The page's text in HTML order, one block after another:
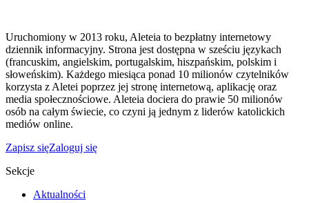
Uruchomiony w 2013 roku, Aleteia to bezpłatny internetowy
dziennik informacyjny. Strona jest dostępna w sześciu językach
(francuskim, angielskim, portugalskim, hiszpańskim, polskim i
słoweńskim). Każdego miesiąca ponad 10 milionów czytelników
korzysta z Aletei poprzez jej stronę internetową, aplikację oraz
media społecznościowe. Aleteia dociera do prawie 50 milionów
osób na całym świecie, co czyni ją jednym z liderów katolickich
mediów online.
Zapisz sięZaloguj się
Sekcje
Aktualności